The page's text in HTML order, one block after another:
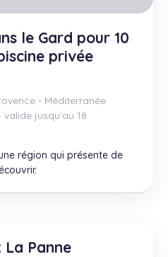
le Gard pour 10
privée
- Méditerranée
jusqu’au 18
région qui présente de
La Panne